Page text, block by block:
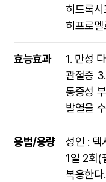
히드록시
히프로
효능효과
1. 만성
관절증
통증성
발열을
용법/용량
성인 : 덱
1일 2회(
복용한다